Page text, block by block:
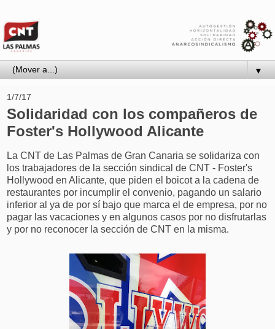
▼
1/7/17
Solidaridad con los compañeros de
Foster's Hollywood Alicante
La CNT de Las Palmas de Gran Canaria se solidariza con
los trabajadores de la sección sindical de CNT - Foster's
Hollywood en Alicante, que piden el boicot a la cadena de
restaurantes por incumplir el convenio, pagando un salario
inferior al ya de por sí bajo que marca el de empresa, por no
pagar las vacaciones y en algunos casos por no disfrutarlas
y por no reconocer la sección de CNT en la misma.